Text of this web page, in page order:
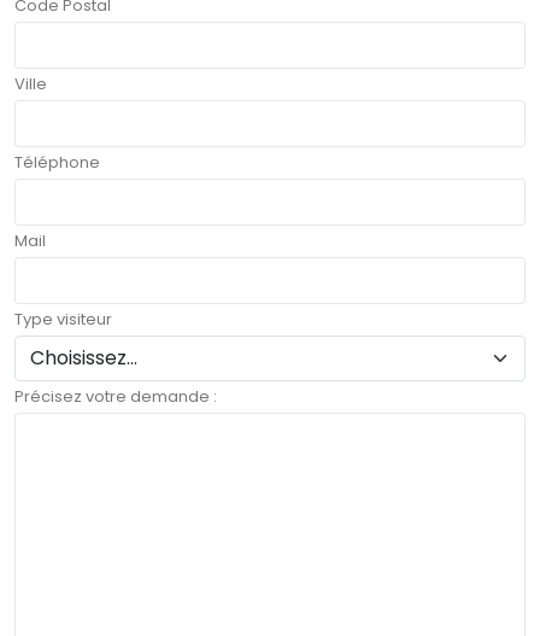
Code Postal
Ville
Téléphone
Mail
Type visiteur
Précisez votre demande :